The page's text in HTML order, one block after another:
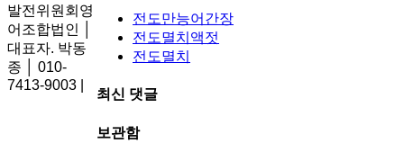
전도만능어간장
전도멸치액젓
전도멸치
최신 댓글
보관함
발전위원회영
어조합법인 │
대표자. 박동
종 │ 010-
7413-9003 |